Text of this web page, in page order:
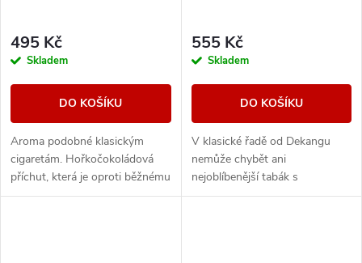
495 Kč
Skladem
DO KOŠÍKU
Aroma podobné klasickým
cigaretám. Hořkočokoládová
příchut, která je oproti běžnému
tabáku jemnější a nasládlejší. Z
555 Kč
Skladem
DO KOŠÍKU
V klasické řadě od Dekangu
nemůže chybět ani
nejoblíbenější tabák s
legendárním velbloudem.